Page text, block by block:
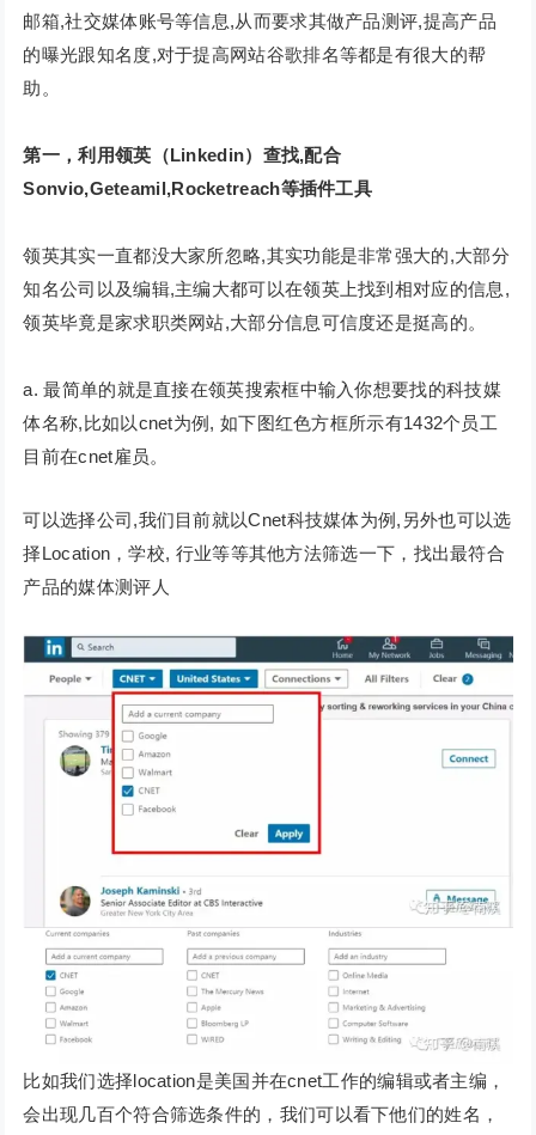
邮箱,社交媒体账号等信息,从而要求其做产品测评,提高产品
的曝光跟知名度,对于提高网站谷歌排名等都是有很大的帮
助。
第一，利用领英（Linkedin）查找,配合
Sonvio,Geteamil,Rocketreach等插件工具
领英其实一直都没大家所忽略,其实功能是非常强大的,大部分
知名公司以及编辑,主编大都可以在领英上找到相对应的信息,
领英毕竟是家求职类网站,大部分信息可信度还是挺高的。
a. 最简单的就是直接在领英搜索框中输入你想要找的科技媒
体名称,比如以cnet为例, 如下图红色方框所示有1432个员工
目前在cnet雇员。
可以选择公司,我们目前就以Cnet科技媒体为例,另外也可以选
择Location，学校, 行业等等其他方法筛选一下，找出最符合
产品的媒体测评人
比如我们选择location是美国并在cnet工作的编辑或者主编，
会出现几百个符合筛选条件的，我们可以看下他们的姓名，